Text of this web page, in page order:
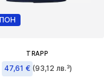
TRAPP
47,61 € (93,12 лв.³)